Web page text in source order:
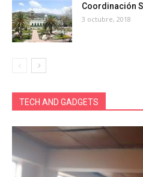
Coordinación
3 octubre, 2018
TECH AND GADGETS